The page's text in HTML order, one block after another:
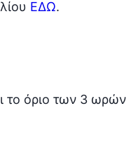
ΕΔΩ.
το όριο των 3 ωρών